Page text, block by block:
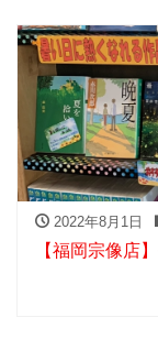
2022年8月1日
【福岡宗像店